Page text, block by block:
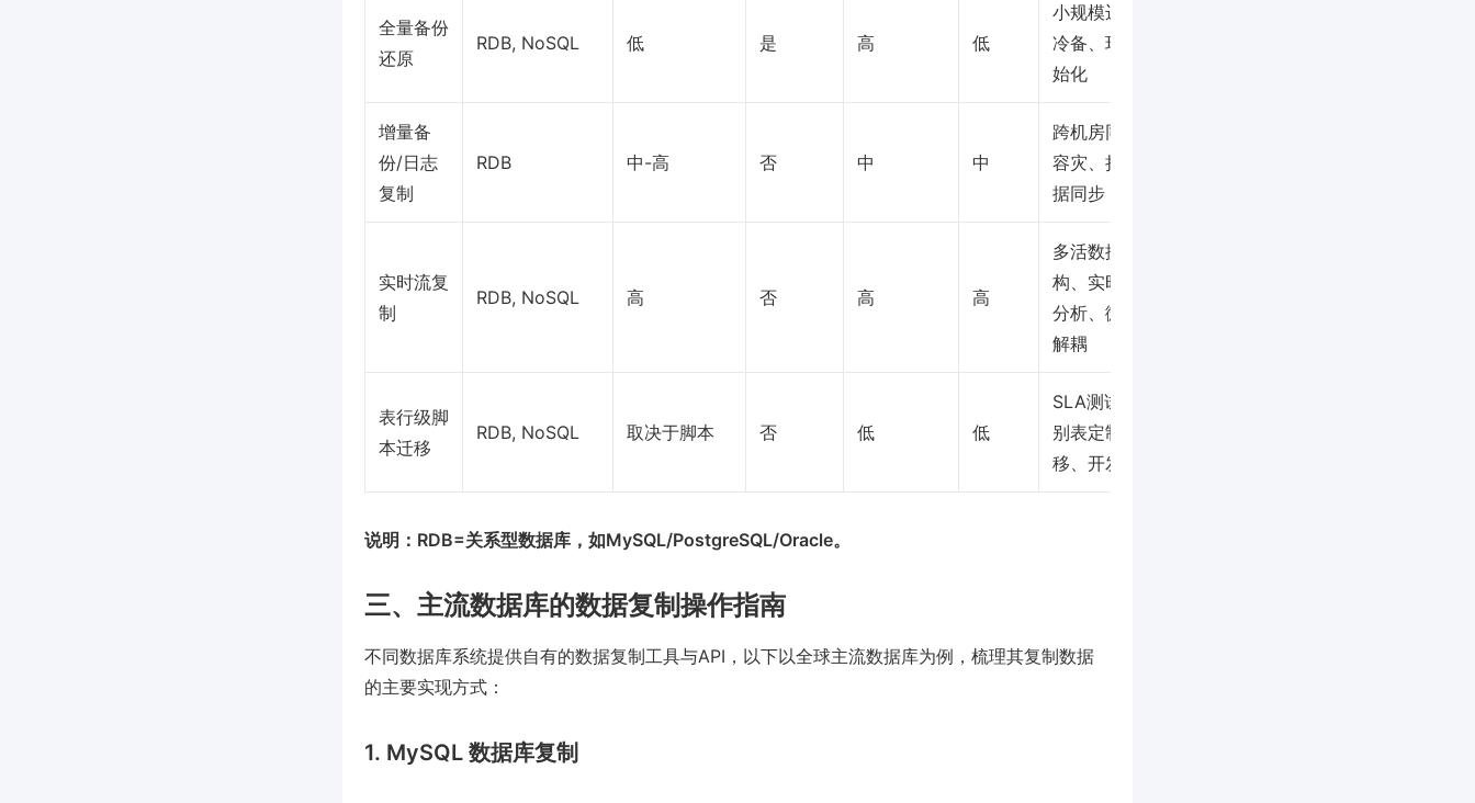
全量备份
还原
RDB, NoSQL 低 是 高 低
小规模迁移、
冷备、环境初
始化
增量备
份/日志
复制
RDB 中-高 否 中 中
跨机房同步、
容灾、持续数
据同步
实时流复
制
RDB, NoSQL 高 否 高 高
多活数据库架
构、实时数据
分析、微服务
解耦
表行级脚
本迁移
RDB, NoSQL 取决于脚本 否 低 低
SLA测试、个
别表定制迁
移、开发调试
说明：RDB=关系型数据库，如MySQL/PostgreSQL/Oracle。
三、主流数据库的数据复制操作指南
不同数据库系统提供自有的数据复制工具与API，以下以全球主流数据库为例，梳理其复制数据
的主要实现方式：
1. MySQL 数据库复制